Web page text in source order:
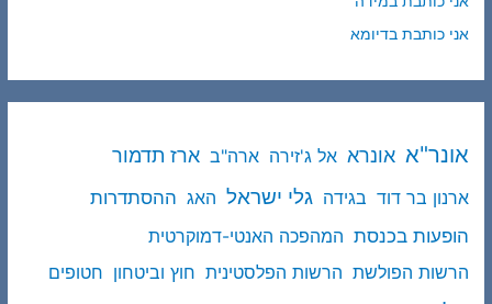
אני כותבת בדיומא
אונר"א אונרא אל ג'זירה ארה"ב ארז תדמור
ארנון בר דוד בגידה גלי ישראל האג
ההסתדרות
הופעות בכנסת
המהפכה האנטי-דמוקרטית
הרשות הפולשת
הרשות הפלסטינית חוץ וביטחון חטופים